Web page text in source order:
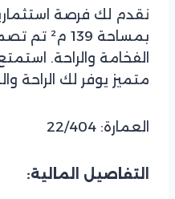
نقدم لك فرصة
بمساحة
الفخامة والراحة.
متميز يوفر لك
العمارة: 22/404
التفاصيل المالية: